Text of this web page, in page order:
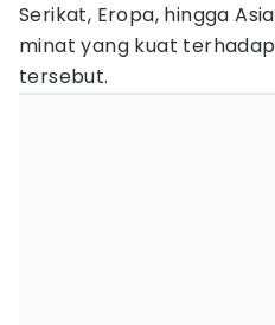
Serikat, Eropa, hingga
minat yang kuat
tersebut.